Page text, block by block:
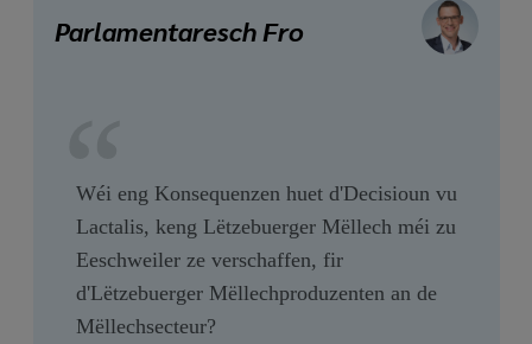
media
links
Parlamentaresch Fro
Wéi eng Konsequenzen huet d'Decisioun vu
Lactalis, keng Lëtzebuerger Mëllech méi zu
Eeschweiler ze verschaffen, fir
d'Lëtzebuerger Mëllechproduzenten an de
Mëllechsecteur?